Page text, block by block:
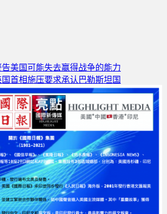
告美国可能失去赢得战争的能力
首相施压要求承认巴勒斯坦国